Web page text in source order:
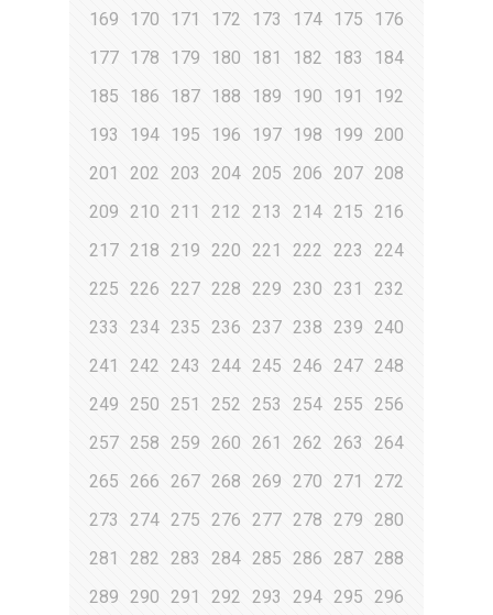
169
170 171 172 173 174 175
176
177 178 179 180 181 182 183
184
185
186 187 188 189 190 191
192
193
194 195 196 197 198 199
200
201
202 203 204 205 206 207 208
209
210 211 212 213 214 215
216
217 218 219 220 221 222 223
224
225
226 227 228 229 230 231
232
233
234 235 236 237 238 239
240
241
242 243 244 245 246 247 248
249
250 251 252 253 254 255
256
257 258 259 260 261 262 263
264
265
266 267 268 269 270 271
272
273
274 275 276 277 278 279
280
281
282 283 284 285 286 287 288
289
290 291 292 293 294 295
296